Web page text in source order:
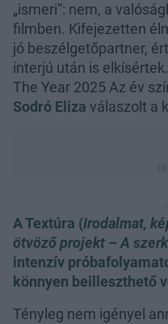
„ismeri”: nem, a
filmben. Kifejezetten
jó beszélgetőpartner,
interjú után is
The Year 2025 Az év
Sodró Eliza válaszolt a
A Textúra (Irodalmat,
ötvöző projekt – A
intenzív
könnyen beilleszthető
Tényleg nem igényel